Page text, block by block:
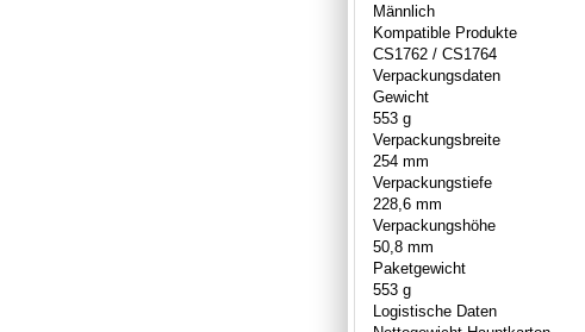
Männlich
Kompatible Produkte
CS1762 / CS1764
Verpackungsdaten
Gewicht
553 g
Verpackungsbreite
254 mm
Verpackungstiefe
228,6 mm
Verpackungshöhe
50,8 mm
Paketgewicht
553 g
Logistische Daten